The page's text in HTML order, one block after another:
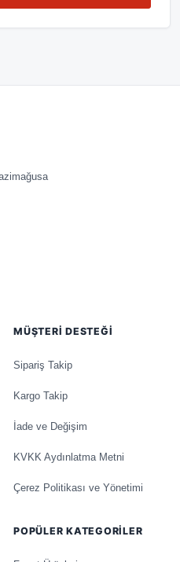
MÜŞTERI DESTEĞI
Sipariş Takip
Kargo Takip
İade ve Değişim
KVKK Aydınlatma Metni
Çerez Politikası ve Yönetimi
POPÜLER KATEGORILER